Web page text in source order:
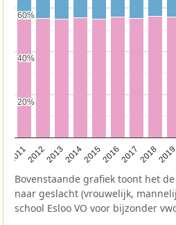
20112012201320142015201620172018
20%
20%
40%
40%
60%
60%
Bovenstaande grafiek toont het
naar geslacht (vrouwelijk,
school Esloo VO voor bijzonder